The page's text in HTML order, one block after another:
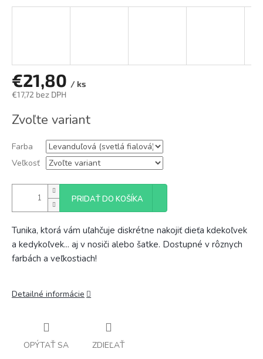
€21,80 / ks
€17,72 bez DPH
cena:
Zvoľte variant
Farba
Veľkosť
PRIDAŤ DO KOŠÍKA
Tunika, ktorá vám uľahčuje diskrétne nakojiť dieťa kdekoľvek
a kedykoľvek... aj v nosiči alebo šatke. Dostupné v rôznych
farbách a veľkostiach!
Detailné informácie
OPÝTAŤ SA ZDIEĽAŤ